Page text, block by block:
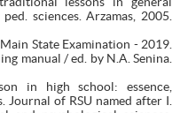
sciences. Arzamas, 2005.
State Examination - 2019.
manual / ed. by N.A. Senina.
in high school: essence,
of RSU named after I.